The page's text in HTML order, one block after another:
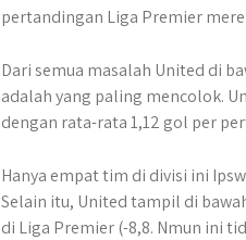
pertandingan Liga Premier
Dari semua masalah United di
adalah yang paling mencolok.
dengan rata-rata 1,12 gol per
Hanya empat tim di divisi ini
Selain itu, United tampil di
di Liga Premier (-8,8. Nmun ini